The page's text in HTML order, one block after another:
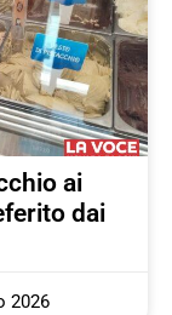
ai
dai
2026